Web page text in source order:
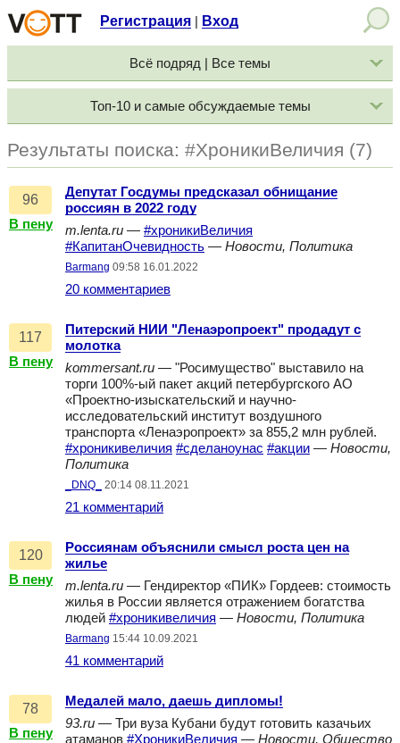
Регистрация Вход
Всё подряд | Все темы
Топ-10 и самые обсуждаемые темы
Результаты поиска: #ХроникиВеличия (7)
96
В пену
Депутат Госдумы предсказал обнищание
россиян в 2022 году
m.lenta.ru — #хроникиВеличия
#КапитанОчевидность — Новости, Политика
Barmang 09:58 16.01.2022
20 комментариев
117
В пену
Питерский НИИ "Ленаэропроект" продадут с
молотка
kommersant.ru — "Росимущество" выставило на
торги 100%-ый пакет акций петербургского АО
«Проектно-изыскательский и научно-
исследовательский институт воздушного
транспорта «Ленаэропроект» за 855,2 млн рублей.
#хроникивеличия #сделаноунас #акции — Новости,
Политика
_DNQ_ 20:14 08.11.2021
21 комментарий
120
В пену
Россиянам объяснили смысл роста цен на
жилье
m.lenta.ru — Гендиректор «ПИК» Гордеев: стоимость
жилья в России является отражением богатства
людей #хроникивеличия — Новости, Политика
Barmang 15:44 10.09.2021
41 комментарий
78
В пену
Медалей мало, даешь дипломы!
93.ru — Три вуза Кубани будут готовить казачьих
атаманов #ХроникиВеличия — Новости, Общество